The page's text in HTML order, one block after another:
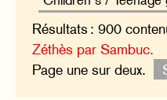
Résultats : 900
Zéthès par Sambuc.
Page une sur deux.